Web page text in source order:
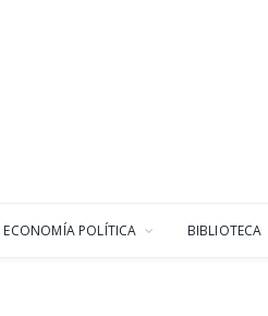
ECONOMÍA POLÍTICA BIBLIOTECA